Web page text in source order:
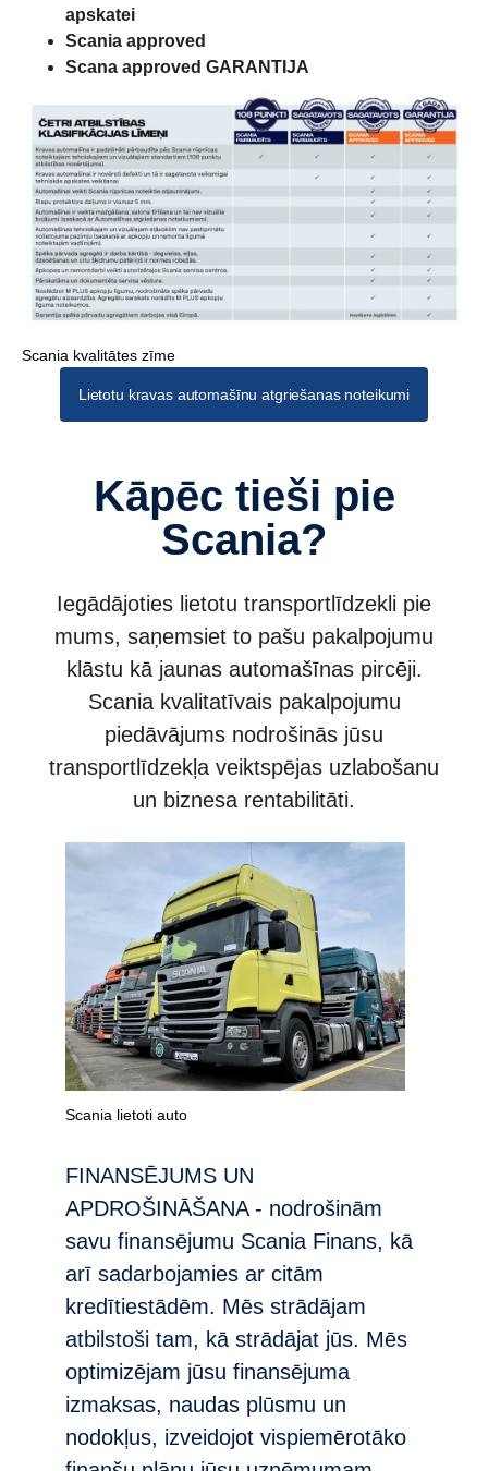
apskatei
Scania approved
Scana approved GARANTIJA
Scania kvalitātes zīme
Lietotu kravas automašīnu atgriešanas noteikumi
Kāpēc tieši pie
Scania?
Iegādājoties lietotu transportlīdzekli pie
mums, saņemsiet to pašu pakalpojumu
klāstu kā jaunas automašīnas pircēji.
Scania kvalitatīvais pakalpojumu
piedāvājums nodrošinās jūsu
transportlīdzekļa veiktspējas uzlabošanu
un biznesa rentabilitāti.
Scania lietoti auto
FINANSĒJUMS UN
APDROŠINĀŠANA - nodrošinām
savu finansējumu Scania Finans, kā
arī sadarbojamies ar citām
kredītiestādēm. Mēs strādājam
atbilstoši tam, kā strādājat jūs. Mēs
optimizējam jūsu finansējuma
izmaksas, naudas plūsmu un
nodokļus, izveidojot vispiemērotāko